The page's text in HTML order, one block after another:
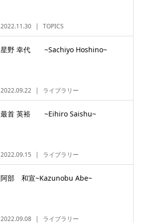
2022.11.30 TOPICS
星野 幸代 ~Sachiyo Hoshino~
2022.09.22 ライブラリー
最首 英裕 ~Eihiro Saishu~
2022.09.15 ライブラリー
阿部 和宣~Kazunobu Abe~
2022.09.08 ライブラリー